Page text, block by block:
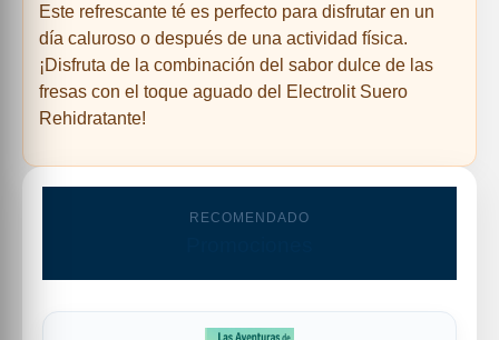
Este refrescante té es perfecto para disfrutar en un
día caluroso o después de una actividad física.
¡Disfruta de la combinación del sabor dulce de las
fresas con el toque aguado del Electrolit Suero
Rehidratante!
RECOMENDADO